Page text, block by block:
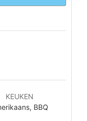
KEUKEN
BBQ